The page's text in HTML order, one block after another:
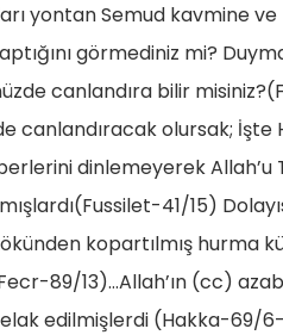
yontan Semud kavmine
görmediniz mi?
canlandıra bilir
canlandıracak olursak; İşte
dinlemeyerek Allah’u
41/15)
kopartılmış hurma
89/13)…Allah’ın (cc) azab
edilmişlerdi (Hakka-69/